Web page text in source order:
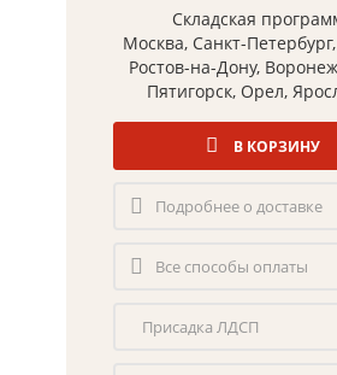
Складская
Москва, Санкт-
Ростов-на-Дону,
Пятигорск, Орел,
В КОРЗИНУ
Подробнее о доставке
Все способы оплаты
Присадка ЛДСП